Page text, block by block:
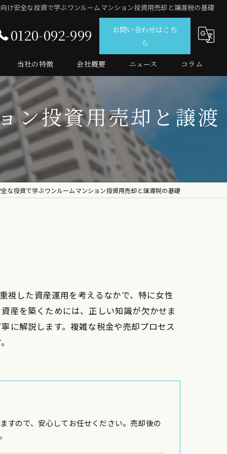
け安全な投資で学ぶワンルームマンション投資用売却と譲渡税の基礎
0120-092-999
お問い合わせはこち
ら
当社の特徴
仲介
査定
売買
マンション
投資
会社概要 ニュース コラム
ン投資用売却と譲渡
な投資で学ぶワンルームマンション投資用売却と譲渡税の基礎
視した資産運用を考えるなかで、特に女性
産を築くためには、正しい知識が欠かせま
に解説します。複雑な税金や売却プロセス
すので、安心してお任せください。売却後の